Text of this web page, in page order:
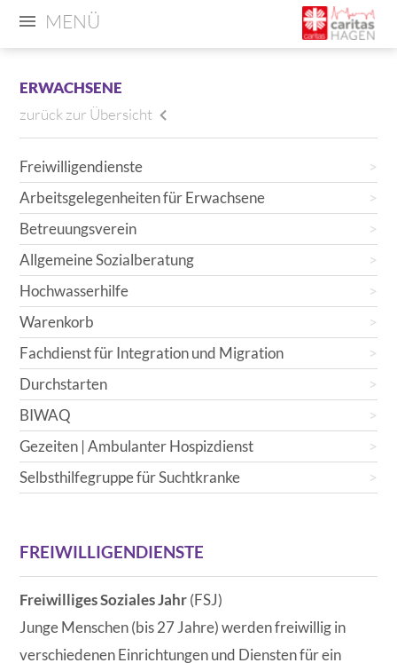
MENÜ
ERWACHSENE
zurück zur Übersicht
Freiwilligendienste
Arbeitsgelegenheiten für Erwachsene
Betreuungsverein
Allgemeine Sozialberatung
Hochwasserhilfe
Warenkorb
Fachdienst für Integration und Migration
Durchstarten
BIWAQ
Gezeiten | Ambulanter Hospizdienst
Selbsthilfegruppe für Suchtkranke
FREIWILLIGENDIENSTE
Freiwilliges Soziales Jahr(FSJ)
Junge Menschen (bis 27 Jahre) werden freiwillig in
verschiedenen Einrichtungen und Diensten für ein